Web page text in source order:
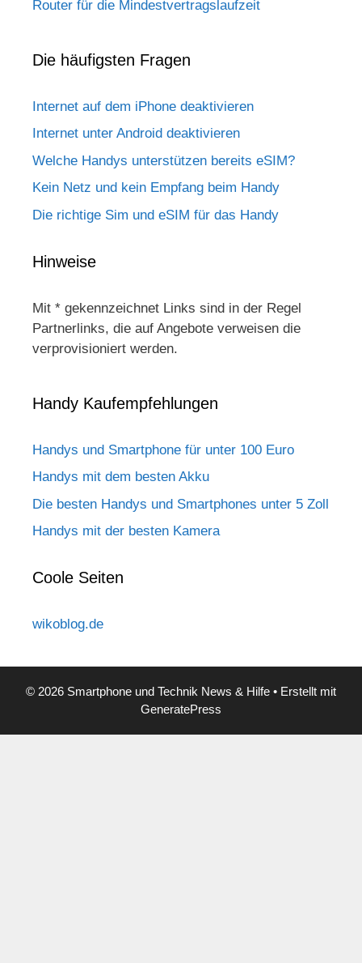
Router für die Mindestvertragslaufzeit
Die häufigsten Fragen
Internet auf dem iPhone deaktivieren
Internet unter Android deaktivieren
Welche Handys unterstützen bereits eSIM?
Kein Netz und kein Empfang beim Handy
Die richtige Sim und eSIM für das Handy
Hinweise
Mit * gekennzeichnet Links sind in der Regel
Partnerlinks, die auf Angebote verweisen die
verprovisioniert werden.
Handy Kaufempfehlungen
Handys und Smartphone für unter 100 Euro
Handys mit dem besten Akku
Die besten Handys und Smartphones unter 5 Zoll
Handys mit der besten Kamera
Coole Seiten
wikoblog.de
© 2026 Smartphone und Technik News & Hilfe • Erstellt mit
GeneratePress